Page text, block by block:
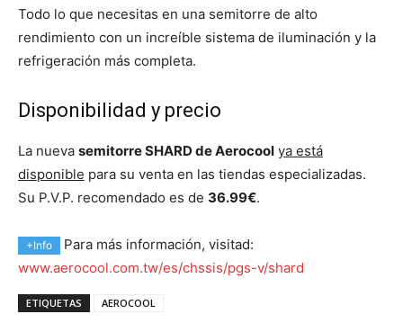
Todo lo que necesitas en una semitorre de alto
rendimiento con un increíble sistema de iluminación y la
refrigeración más completa.
Disponibilidad y precio
La nueva semitorre SHARD de Aerocool ya está
disponible para su venta en las tiendas especializadas.
Su P.V.P. recomendado es de 36.99€.
+Info
Para más información, visitad:
www.aerocool.com.tw/es/chssis/pgs-v/shard
ETIQUETAS AEROCOOL